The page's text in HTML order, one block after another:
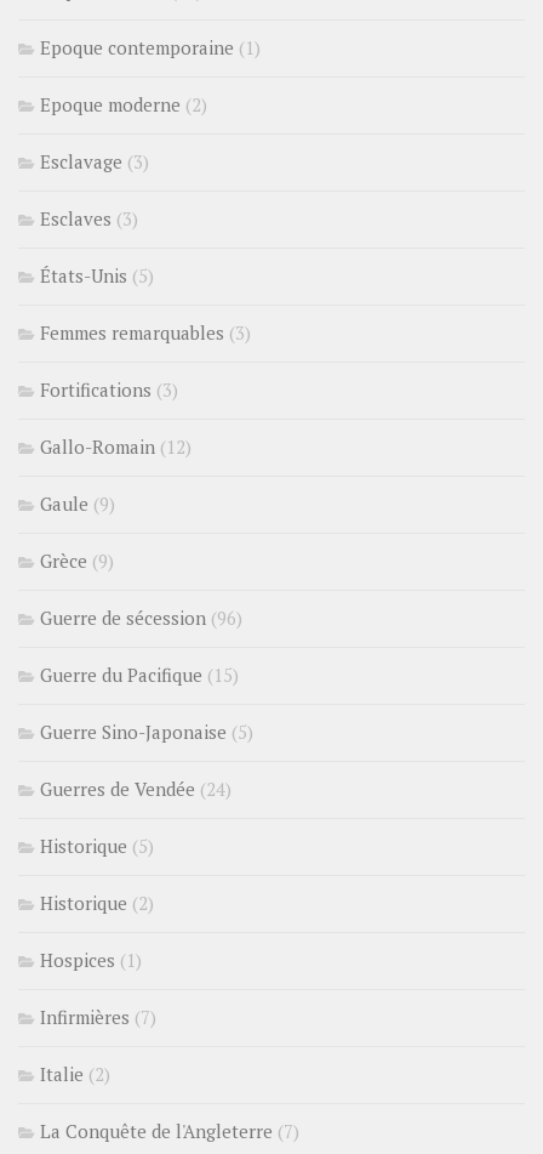
Epoque contemporaine (1)
Epoque moderne (2)
Esclavage (3)
Esclaves (3)
États-Unis (5)
Femmes remarquables (3)
Fortifications (3)
Gallo-Romain (12)
Gaule (9)
Grèce (9)
Guerre de sécession (96)
Guerre du Pacifique (15)
Guerre Sino-Japonaise (5)
Guerres de Vendée (24)
Historique (5)
Historique (2)
Hospices (1)
Infirmières (7)
Italie (2)
La Conquête de l'Angleterre (7)